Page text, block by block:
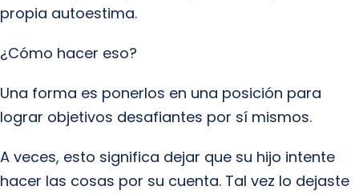
propia autoestima.
¿Cómo hacer eso?
Una forma es ponerlos en una posición para
lograr objetivos desafiantes por sí mismos.
A veces, esto significa dejar que su hijo intente
hacer las cosas por su cuenta. Tal vez lo dejaste